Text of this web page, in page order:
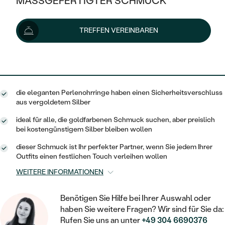
KLASSISCH
V-FORM
VINTAGE
AUSSERGEWÖHNLICHE
VON HAND GRAVIERTE
MIT MEHREREN DIAMANTEN
HALO
VINTAGE
AUSSERGEWÖHNLICH
GESTALTE EINEN RING
DIAMANTEN ZUM EINFASSEN
AUSVERKAUF
WENN SCHMUCK HILFT
NACH TYP
OHRRINGE
RINGE
ANHÄNGER / KETTEN
ARMBÄNDER
SCHMUCKSET
HERRENSCHMUCK
PLATIN
OHRSTECKER
MINIMALISTISCHE
OHRHÄNGER
HERZ
GOLD
SILBER
NACH STYL
SOLITÄR
ZUR GEBURT EINES KINDES
PERSONALISIERT
MIT STERNZEICHEN
MINIMALISTISCH
AUSVERKAUF
GOLD
SILBER
PLATIN
NACH STYL
MEMOIRE
MINIMALISTISCHE
TREFFEN VEREINBAREN
129 €
Lieferoptionen
die eleganten Perlenohrringe haben einen Sicherheitsverschluss
aus vergoldetem Silber
ideal für alle, die goldfarbenen Schmuck suchen, aber preislich
bei kostengünstigem Silber bleiben wollen
dieser Schmuck ist Ihr perfekter Partner, wenn Sie jedem Ihrer
Outfits einen festlichen Touch verleihen wollen
WEITERE INFORMATIONEN
Benötigen Sie Hilfe bei Ihrer Auswahl oder
haben Sie weitere Fragen? Wir sind für Sie da:
Rufen Sie uns an unter+49 304 6690376